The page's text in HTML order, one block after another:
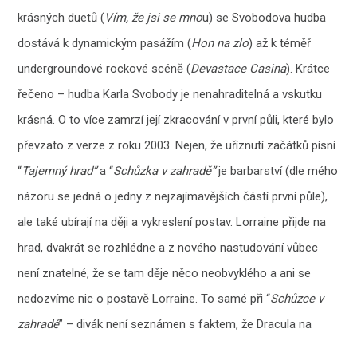
krásných duetů (Vím, že jsi se mnou) se Svobodova hudba
dostává k dynamickým pasážím (Hon na zlo) až k téměř
undergroundové rockové scéně (Devastace Casina). Krátce
řečeno – hudba Karla Svobody je nenahraditelná a vskutku
krásná. O to více zamrzí její zkracování v první půli, které bylo
převzato z verze z roku 2003. Nejen, že uříznutí začátků písní
“Tajemný hrad”a “Schůzka v zahradě”je barbarství (dle mého
názoru se jedná o jedny z nejzajímavějších částí první půle),
ale také ubírají na ději a vykreslení postav. Lorraine přijde na
hrad, dvakrát se rozhlédne a z nového nastudování vůbec
není znatelné, že se tam děje něco neobvyklého a ani se
nedozvíme nic o postavě Lorraine. To samé při “Schůzce v
zahradě” – divák není seznámen s faktem, že Dracula na